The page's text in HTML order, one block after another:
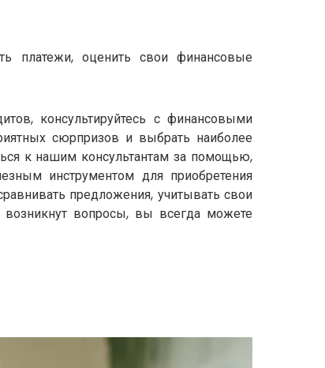
платежи, оценить свои финансовые
консультируйтесь с финансовыми
сюрпризов и выбрать наиболее
к нашим консультантам за помощью,
инструментом для приобретения
предложения, учитывать свои
вопросы, вы всегда можете